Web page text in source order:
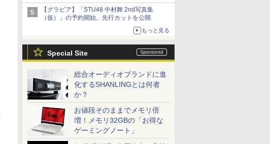
受付開始
10月30日発売
【グラビア】「STU48 中村舞 2nd写真集
（仮）」の予約開始。先行カットを公開
もっと見る
Special Site
総合オーディオブランドに進
化するSHANLINGとは何者
か？
お値段そのままでメモリ倍
増！メモリ32GBの「お得な
ゲーミングノート」